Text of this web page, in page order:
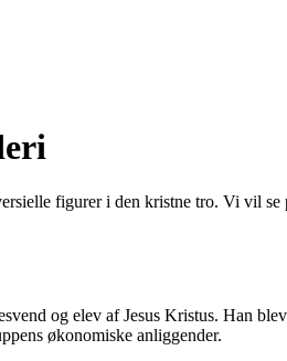
figurer i den kristne tro. Vi vil
og elev af Jesus Kristus. Han
økonomiske anliggender.